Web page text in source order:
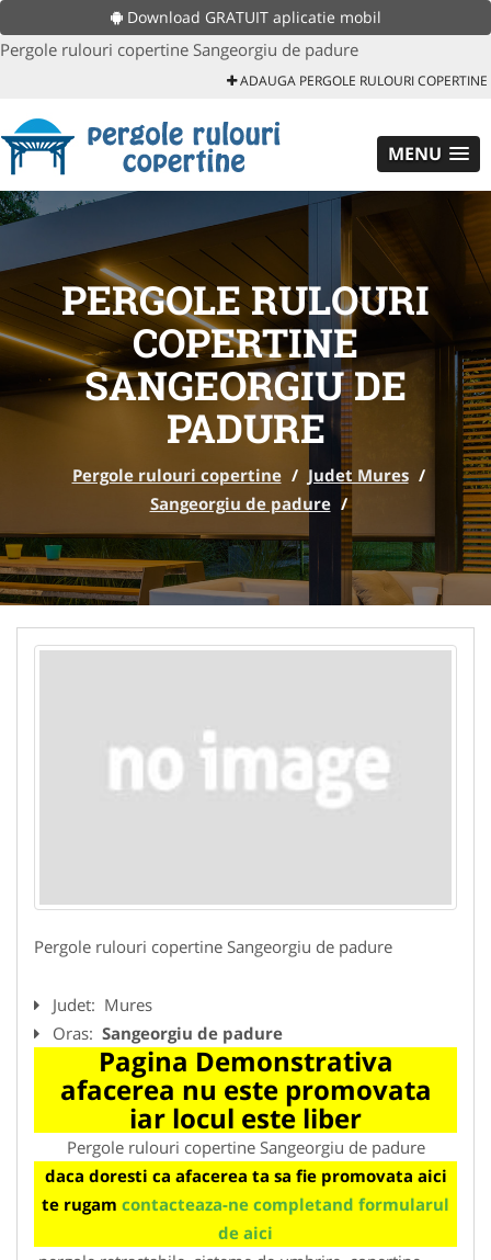
Download GRATUIT aplicatie mobil
Pergole rulouri copertine Sangeorgiu de padure
ADAUGA PERGOLE RULOURI COPERTINE
MENU
PERGOLE RULOURI
COPERTINE
SANGEORGIU DE
PADURE
Pergole rulouri copertine / Judet Mures /
Sangeorgiu de padure /
Pergole rulouri copertine Sangeorgiu de padure
Judet: Mures
Oras: Sangeorgiu de padure
Pagina Demonstrativa
afacerea nu este promovata
iar locul este liber
Pergole rulouri copertine Sangeorgiu de padure
daca doresti ca afacerea ta sa fie promovata aici
te rugam contacteaza-ne completand formularul
de aici